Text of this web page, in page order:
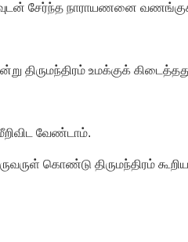
சேர்ந்த நாராயணனை
திருமந்திரம் உமக்குக்
வேண்டாம்.
கொண்டு திருமந்திரம்